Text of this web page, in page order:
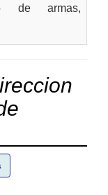
de armas,